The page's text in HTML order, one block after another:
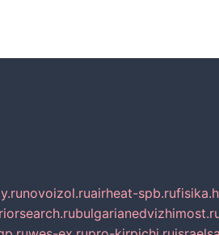
novoizol.ruairheat-spb.ru